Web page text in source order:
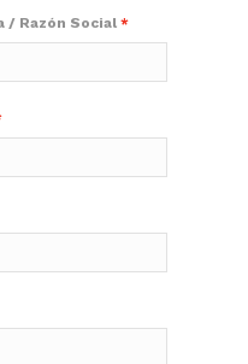
/ Razón Social